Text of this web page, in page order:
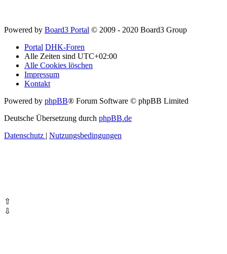
Powered by Board3 Portal © 2009 - 2020 Board3 Group
Portal DHK-Foren
Alle Zeiten sind UTC+02:00
Alle Cookies löschen
Impressum
Kontakt
Powered by phpBB® Forum Software © phpBB Limited
Deutsche Übersetzung durch phpBB.de
Datenschutz | Nutzungsbedingungen
⇧
⇩